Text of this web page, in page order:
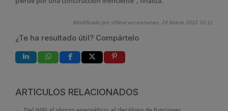
Modificado por última vez enJueves, 24 Marzo 2022 10:11
¿Te ha resultado útil? Compártelo
ARTÍCULOS RELACIONADOS